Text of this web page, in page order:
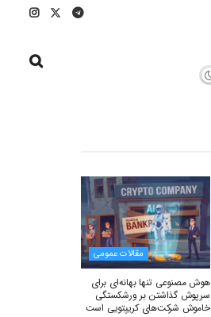
مقالات عمومی
هوش مصنوعی تنها بهانه‌ای برای
سرپوش گذاشتن بر ورشکستگی
خاموش شرکت‌های کریپتویی است